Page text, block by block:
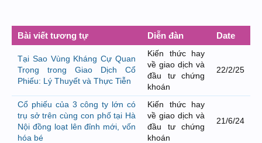
Bài viết tương tự Diễn đàn Date
Tại Sao Vùng Kháng Cự Quan
Trọng trong Giao Dịch Cổ
Phiếu: Lý Thuyết và Thực Tiễn
Kiến thức hay
về giao dịch và
đầu tư chứng
khoán
22/2/25
Cổ phiếu của 3 công ty lớn có
trụ sở trên cùng con phố tại Hà
Nội đồng loạt lên đỉnh mới, vốn
hóa bé
Kiến thức hay
về giao dịch và
đầu tư chứng
khoán
21/6/24